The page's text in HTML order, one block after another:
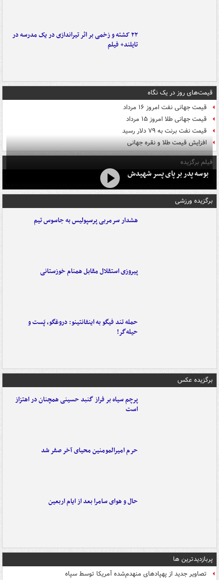
۲۲ کشته و زخمی بر اثر تیراندازی در یک مدرسه در
تایلند+ فیلم
قیمت‌های روز در یک نگاه
قیمت جهانی نفت امروز ۱۶ مرداد
قیمت جهانی طلا امروز ۱۵ مرداد
قیمت نفت برنت به ۷۹ دلار رسید
افزایش قیمت طلا و نقره جهانی
فیلم برگزیده
بوسه‌ پدر بر پای پسر شهیدش
برگزیده ورزشی
هشدار سرمربی پرسپولیس به جاسوس تیم
پیروزی استقلال مقابل همنام خوزستانی
حمله تند فیگو به اینفانتینو: دروغگو، پَست‌ و
حیله‌گر!
برگزیده عکس
پرچم سیاه بر فراز گنبد حسینی همچنان در اهتزاز
است
حرم امیرالمومنین محیای آخر صفر شد
حال و هوای سامرا بعد از ایام اربعین
پربازدیدترین ها
تصاویر جدید از پهپادهای منهدم‌شده آمریکا توسط سپاه